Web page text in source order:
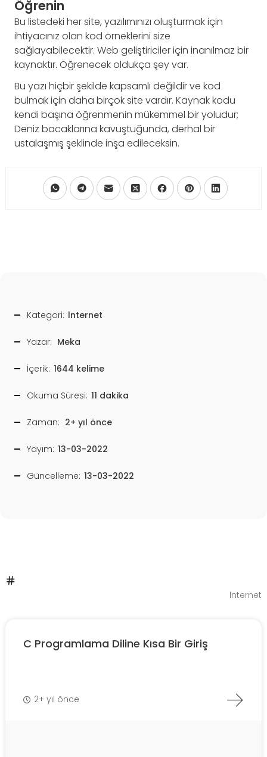
Öğrenin
Bu listedeki her site, yazılımınızı oluşturmak için
ihtiyacınız olan kod örneklerini size
sağlayabilecektir. Web geliştiriciler için inanılmaz bir
kaynaktır. Öğrenecek oldukça şey var.
Bu yazı hiçbir şekilde kapsamlı değildir ve kod
bulmak için daha birçok site vardır. Kaynak kodu
kendi başına öğrenmenin mükemmel bir yoludur;
Deniz bacaklarına kavuştuğunda, derhal bir
ustalaşmış şeklinde inşa edileceksin.
Kategori: İnternet
Yazar: Meka
İçerik: 1644 kelime
Okuma Süresi: 11 dakika
Zaman: 2+ yıl önce
Yayım: 13-03-2022
Güncelleme: 13-03-2022
İnternet
C Programlama Diline Kısa Bir Giriş
2+ yıl önce